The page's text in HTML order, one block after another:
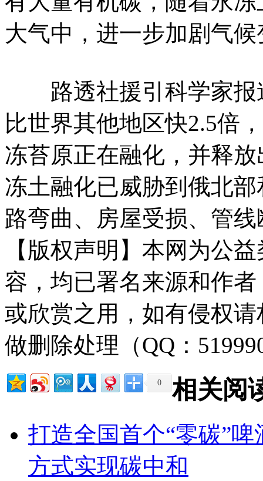
大气中，进一步加剧气候
路透社援引科学家报
比世界其他地区快2.5倍
冻苔原正在融化，并释
冻土融化已威胁到俄北
路弯曲、房屋受损、管
【版权声明】本网为公
容，均已署名来源和作
或欣赏之用，如有侵权
做删除处理（QQ：
0 相关阅
打造全国首个“零碳”
方式实现碳中和